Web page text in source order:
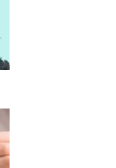
gevşeklik
ikaz eder:
halkının
ikazla da
manevî
kimselerin